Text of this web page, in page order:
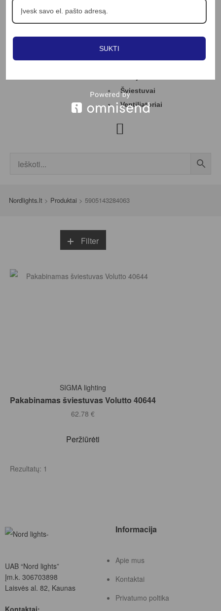
Profesionalams
Straipsniai
Jungikliai
Šviestuvai
Ventiliatoriai
Nordlights.lt > Produktai > 5905143284063
Filter
Į KREPŠELĮ
SIGMA lighting
Pakabinamas šviestuvas Volutto 40644
62.78 €
Peržiūrėti
Rezultatų: 1
UAB “Nord lights”
Įm.k. 306703898
Laisvės al. 82, Kaunas
Kontaktai:
Informacija
Apie mus
Kontaktai
Privatumo poltika
SUKTI